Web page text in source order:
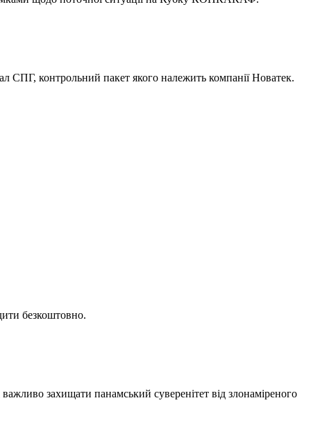
СПГ, контрольний пакет якого належить компанії Новатек.
безкоштовно.
захищати панамський суверенітет від злонаміреного